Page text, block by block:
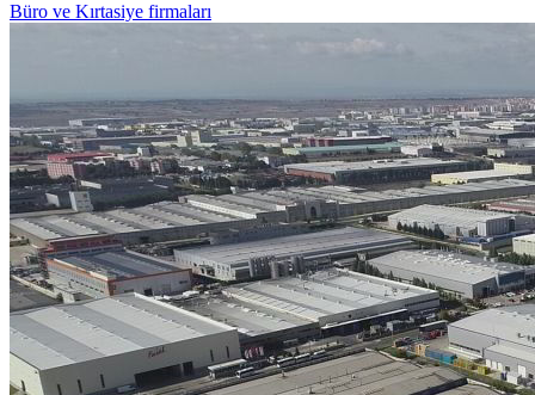
Büro ve Kırtasiye firmaları